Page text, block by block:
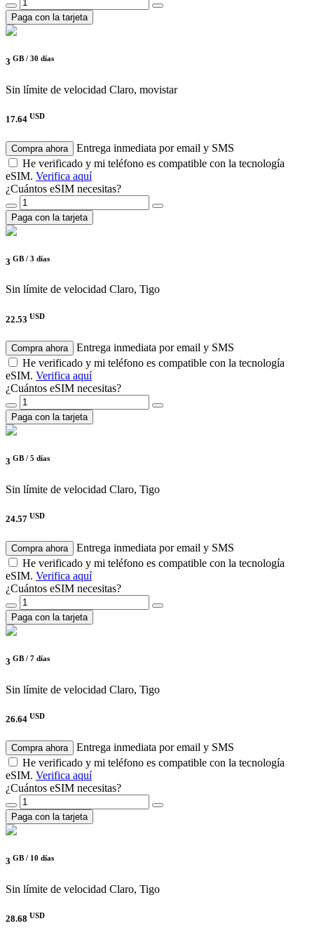
Paga con la tarjeta
3 GB / 30 días
Sin límite de velocidad Claro, movistar
17.64 USD
Compra ahora
Entrega inmediata por email y SMS
He verificado y mi teléfono es compatible con la tecnología
eSIM. Verifica aquí
¿Cuántos eSIM necesitas?
Paga con la tarjeta
3 GB / 3 días
Sin límite de velocidad Claro, Tigo
22.53 USD
Compra ahora
Entrega inmediata por email y SMS
He verificado y mi teléfono es compatible con la tecnología
eSIM. Verifica aquí
¿Cuántos eSIM necesitas?
Paga con la tarjeta
3 GB / 5 días
Sin límite de velocidad Claro, Tigo
24.57 USD
Compra ahora
Entrega inmediata por email y SMS
He verificado y mi teléfono es compatible con la tecnología
eSIM. Verifica aquí
¿Cuántos eSIM necesitas?
Paga con la tarjeta
3 GB / 7 días
Sin límite de velocidad Claro, Tigo
26.64 USD
Compra ahora
Entrega inmediata por email y SMS
He verificado y mi teléfono es compatible con la tecnología
eSIM. Verifica aquí
¿Cuántos eSIM necesitas?
Paga con la tarjeta
3 GB / 10 días
Sin límite de velocidad Claro, Tigo
28.68 USD